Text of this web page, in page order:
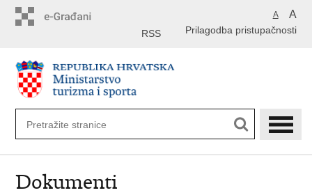
A A
Prilagodba pristupačnosti
RSS
Dokumenti